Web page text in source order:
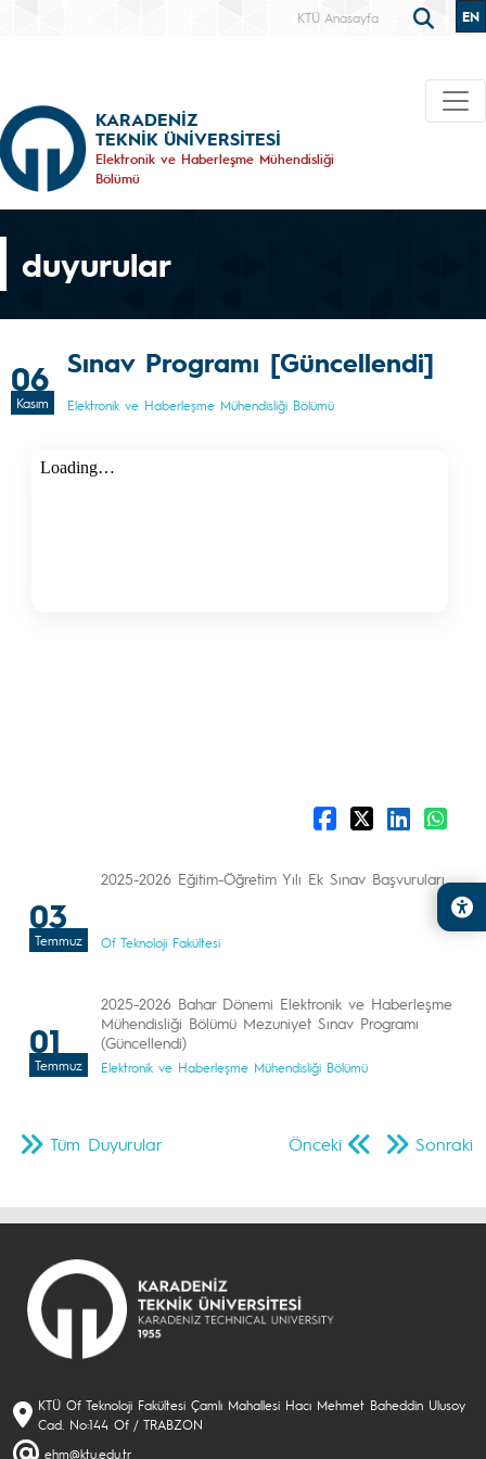
KTÜ Anasayfa EN
KARADENİZ
TEKNİK ÜNİVERSİTESİ
Elektronik ve Haberleşme Mühendisliği
Bölümü
duyurular
06
Kasım
Sınav Programı [Güncellendi]
Elektronik ve Haberleşme Mühendisliği Bölümü
03
Temmuz
2025-2026 Eğitim-Öğretim Yılı Ek Sınav Başvuruları
Of Teknoloji Fakültesi
01
Temmuz
2025-2026 Bahar Dönemi Elektronik ve Haberleşme
Mühendisliği Bölümü Mezuniyet Sınav Programı
(Güncellendi)
Elektronik ve Haberleşme Mühendisliği Bölümü
Önceki Sonraki
Tüm Duyurular
KTÜ Of Teknoloji Fakültesi Çamlı Mahallesi Hacı Mehmet Baheddin Ulusoy
Cad. No:144 Of / TRABZON
ehm@ktu.edu.tr